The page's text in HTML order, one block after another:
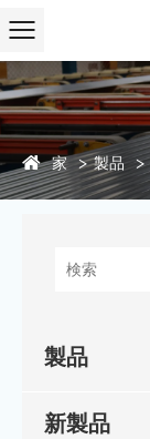
家 製品
製品
新製品